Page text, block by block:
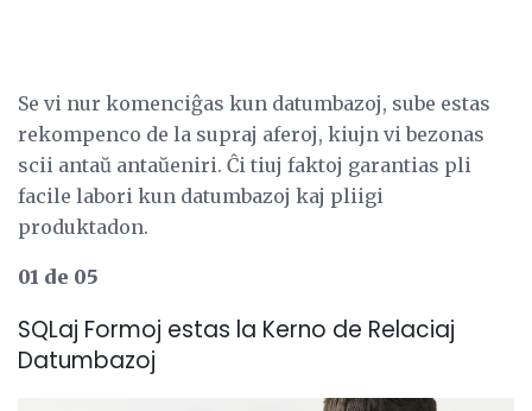
Se vi nur komenciĝas kun datumbazoj, sube estas
rekompenco de la supraj aferoj, kiujn vi bezonas
scii antaŭ antaŭeniri. Ĉi tiuj faktoj garantias pli
facile labori kun datumbazoj kaj pliigi
produktadon.
01 de 05
SQLaj Formoj estas la Kerno de Relaciaj
Datumbazoj